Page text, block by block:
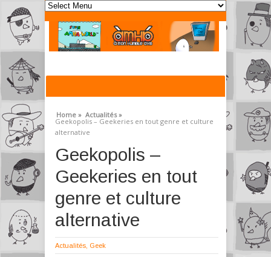
Home » Actualités »
Geekopolis – Geekeries en tout genre et culture
alternative
Geekopolis –
Geekeries en tout
genre et culture
alternative
Actualités Geek